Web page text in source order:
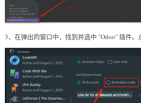
3、在弹出的窗口中，找到并选中 "Odoo" 插件。